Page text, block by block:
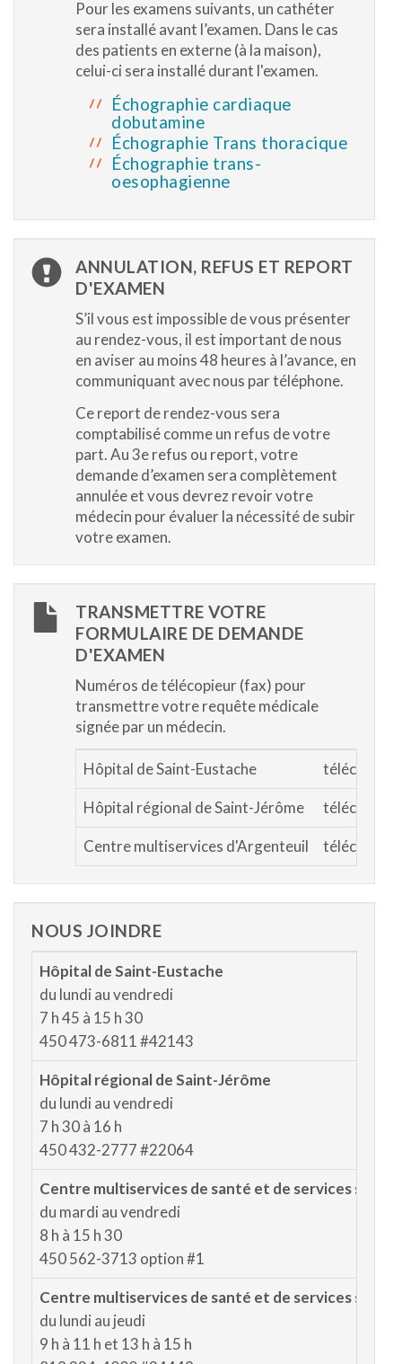
Pour les examens suivants, un cathéter
sera installé avant l’examen. Dans le cas
des patients en externe (à la maison),
celui-ci sera installé durant l'examen.
Échographie cardiaque
dobutamine
Échographie Trans thoracique
Échographie trans-
oesophagienne
ANNULATION, REFUS ET REPORT
D'EXAMEN
S’il vous est impossible de vous présenter
au rendez-vous, il est important de nous
en aviser au moins 48 heures à l’avance, en
communiquant avec nous par téléphone.
Ce report de rendez-vous sera
comptabilisé comme un refus de votre
part. Au 3e refus ou report, votre
demande d’examen sera complètement
annulée et vous devrez revoir votre
médecin pour évaluer la nécessité de subir
votre examen.
TRANSMETTRE VOTRE
FORMULAIRE DE DEMANDE
D'EXAMEN
Numéros de télécopieur (fax) pour
transmettre votre requête médicale
signée par un médecin.
Hôpital de Saint-Eustache
Hôpital régional de Saint-Jérôme
Centre multiservices d'Argenteuil
NOUS JOINDRE
Hôpital de Saint-Eustache
du lundi au vendredi
7 h 45 à 15 h 30
450 473-6811 #42143
Hôpital régional de Saint-Jérôme
du lundi au vendredi
7 h 30 à 16 h
450 432-2777 #22064
Centre multiservices de santé et de services
du mardi au vendredi
8 h à 15 h 30
450 562-3713 option #1
Centre multiservices de santé et de services
du lundi au jeudi
9 h à 11 h et 13 h à 15 h